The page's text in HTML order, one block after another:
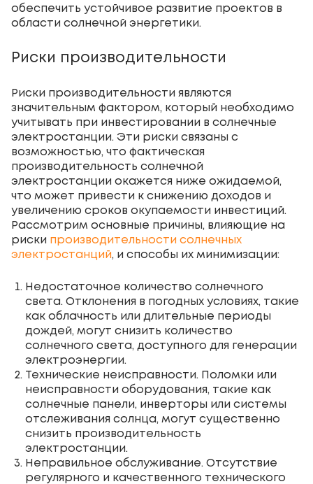
обеспечить устойчивое развитие проектов в
области солнечной энергетики.
Риски производительности
Риски производительности являются
значительным фактором, который необходимо
учитывать при инвестировании в солнечные
электростанции. Эти риски связаны с
возможностью, что фактическая
производительность солнечной
электростанции окажется ниже ожидаемой,
что может привести к снижению доходов и
увеличению сроков окупаемости инвестиций.
Рассмотрим основные причины, влияющие на
риски производительности солнечных
электростанций, и способы их минимизации:
Недостаточное количество солнечного
света. Отклонения в погодных условиях, такие
как облачность или длительные периоды
дождей, могут снизить количество
солнечного света, доступного для генерации
электроэнергии.
Технические неисправности. Поломки или
неисправности оборудования, такие как
солнечные панели, инверторы или системы
отслеживания солнца, могут существенно
снизить производительность
электростанции.
Неправильное обслуживание. Отсутствие
регулярного и качественного технического